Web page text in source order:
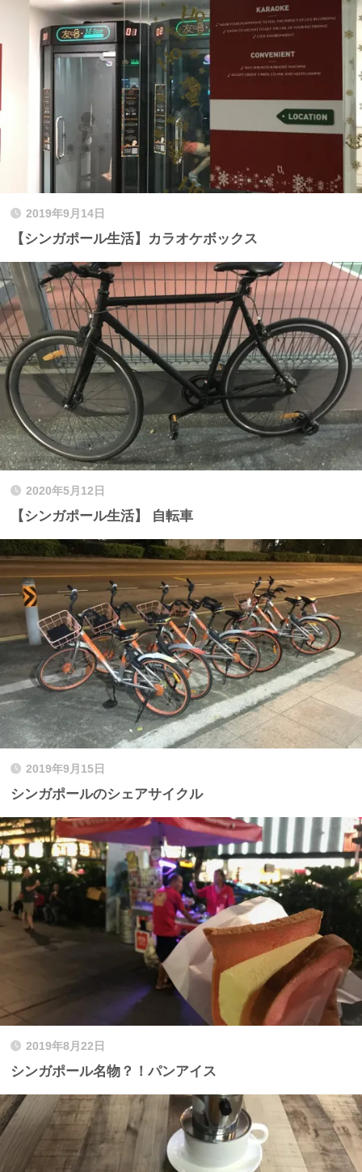
2019年9月14日
【シンガポール生活】カラオケボックス
2020年5月12日
【シンガポール生活】 自転車
2019年9月15日
シンガポールのシェアサイクル
2019年8月22日
シンガポール名物？！パンアイス